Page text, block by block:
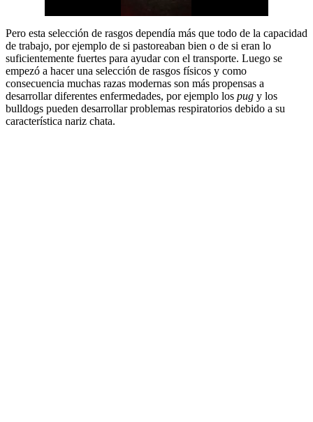
Pero esta selección de rasgos dependía más que todo de la capacidad
de trabajo, por ejemplo de si pastoreaban bien o de si eran lo
suficientemente fuertes para ayudar con el transporte. Luego se
empezó a hacer una selección de rasgos físicos y como
consecuencia muchas razas modernas son más propensas a
desarrollar diferentes enfermedades, por ejemplo los pug y los
bulldogs pueden desarrollar problemas respiratorios debido a su
característica nariz chata.